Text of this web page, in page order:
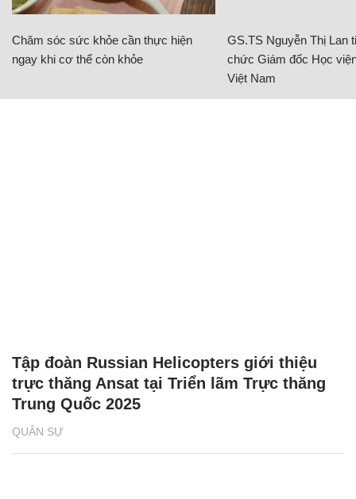
Chăm sóc sức khỏe cần thực hiện
ngay khi cơ thể còn khỏe
GS.TS Nguyễn Thị Lan
chức Giám đốc Học
Việt Nam
QUÂN SỰ
Tập đoàn Russian Helicopters giới thiệu
trực thăng Ansat tại Triển lãm Trực thăng
Trung Quốc 2025